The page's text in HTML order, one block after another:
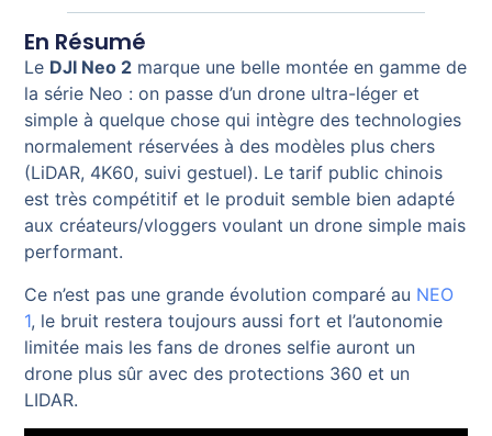
En Résumé
Le DJI Neo 2 marque une belle montée en gamme de
la série Neo : on passe d’un drone ultra-léger et
simple à quelque chose qui intègre des technologies
normalement réservées à des modèles plus chers
(LiDAR, 4K60, suivi gestuel). Le tarif public chinois
est très compétitif et le produit semble bien adapté
aux créateurs/vloggers voulant un drone simple mais
performant.
Ce n’est pas une grande évolution comparé au NEO
1, le bruit restera toujours aussi fort et l’autonomie
limitée mais les fans de drones selfie auront un
drone plus sûr avec des protections 360 et un
LIDAR.